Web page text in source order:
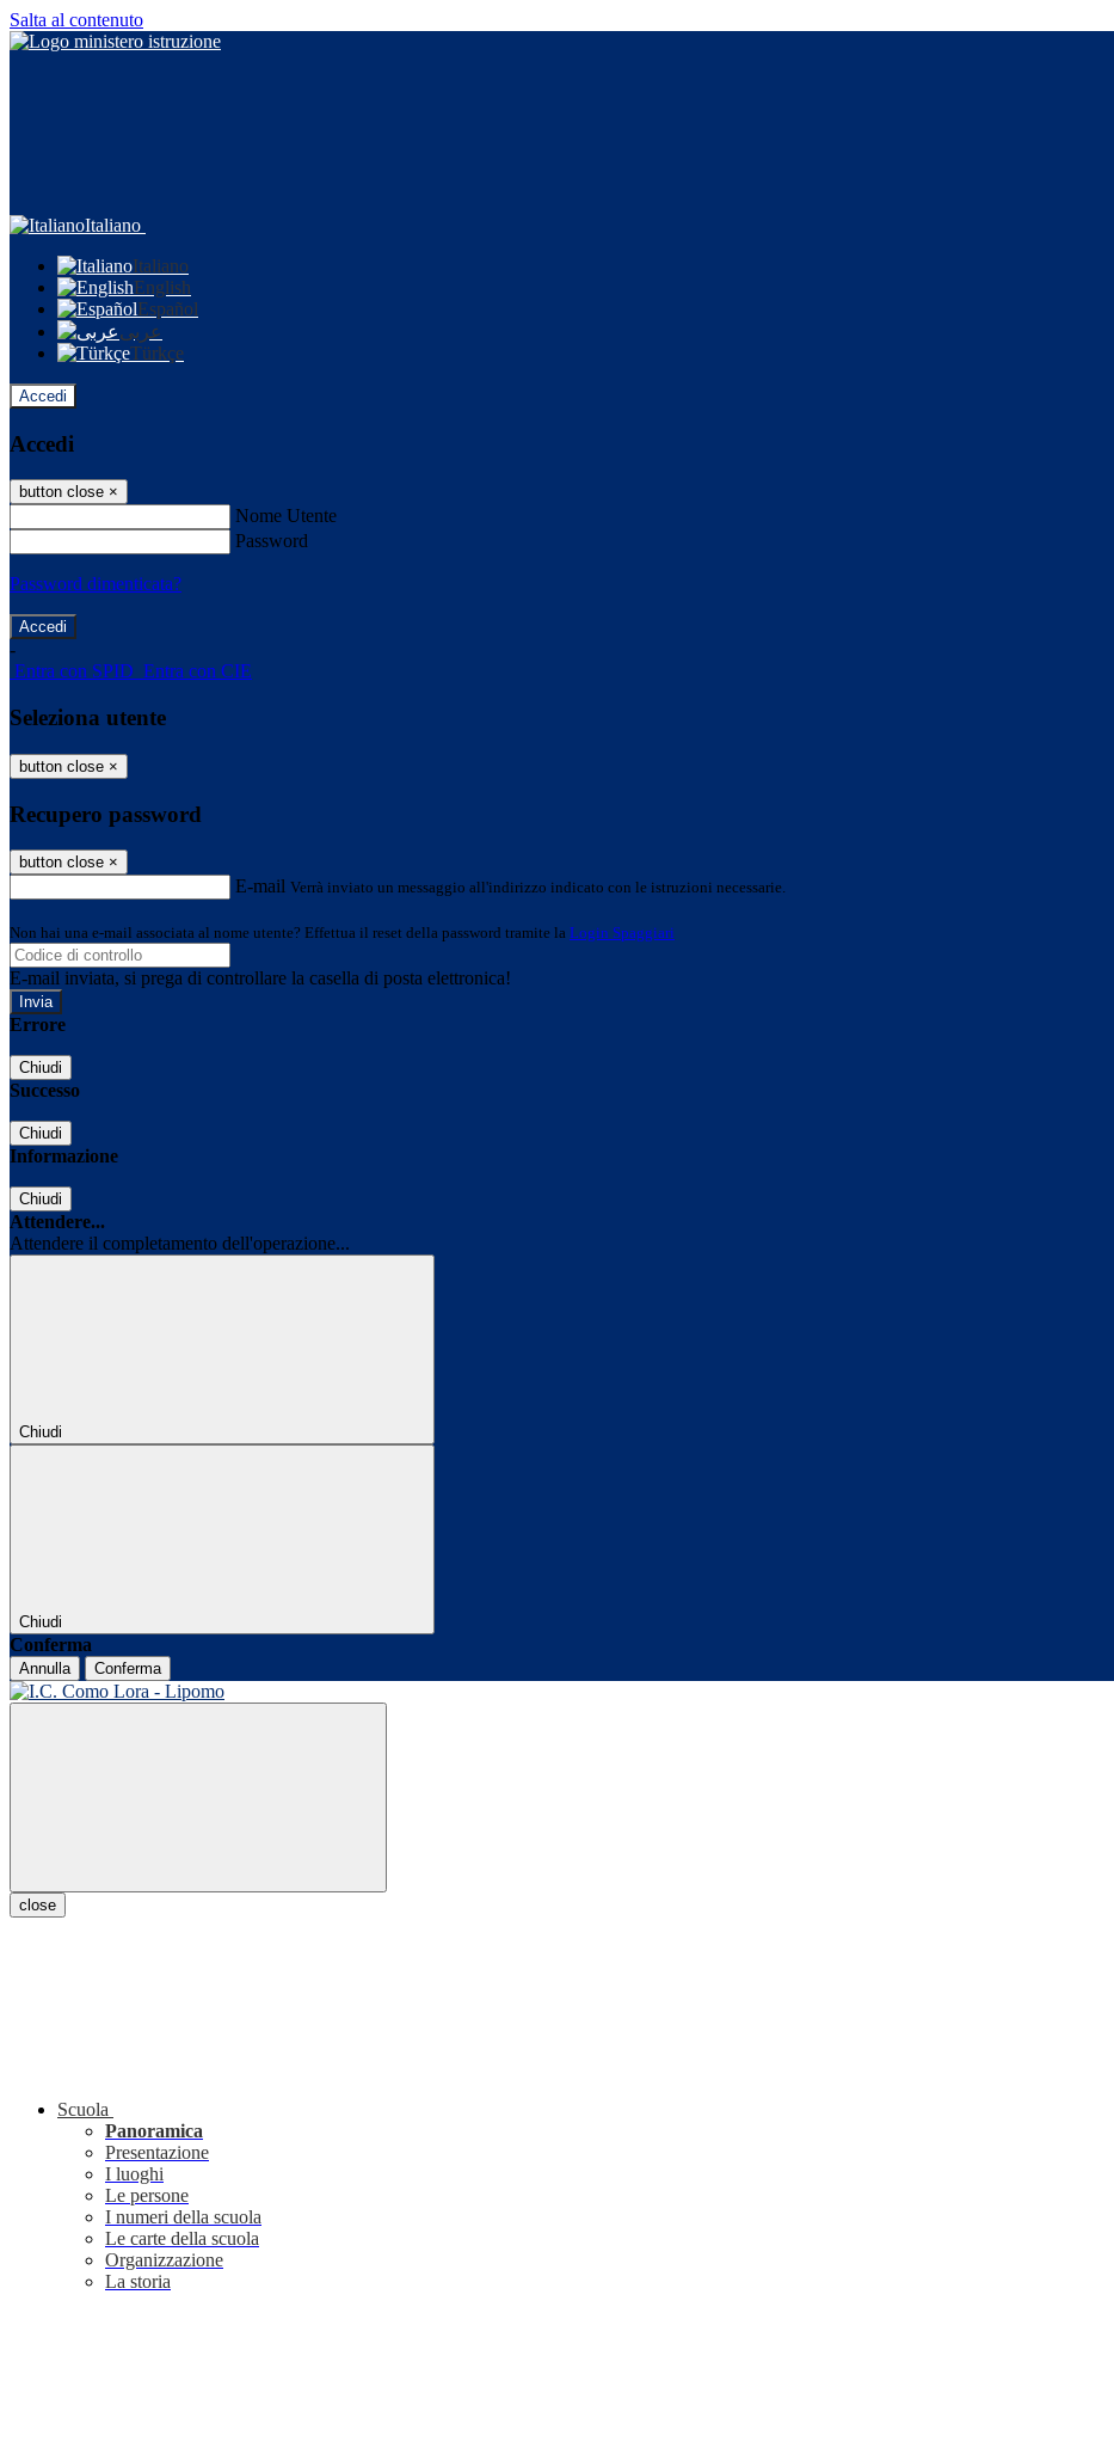
Salta al contenuto
Italiano
Italiano
English
Español
عربى
Türkçe
Accedi
Accedi
button close ×
Nome Utente
Password
Password dimenticata?
-
Entra con SPID Entra con CIE
Seleziona utente
button close ×
Recupero password
button close ×
E-mail Verrà inviato un messaggio all'indirizzo indicato con le istruzioni necessarie.
Non hai una e-mail associata al nome utente? Effettua il reset della password tramite la Login Spaggiari
E-mail inviata, si prega di controllare la casella di posta elettronica!
Errore
Chiudi
Successo
Chiudi
Informazione
Chiudi
Attendere...
Attendere il completamento dell'operazione...
Chiudi
Chiudi
Conferma
Annulla Conferma
close
Scuola
Panoramica
Presentazione
I luoghi
Le persone
I numeri della scuola
Le carte della scuola
Organizzazione
La storia